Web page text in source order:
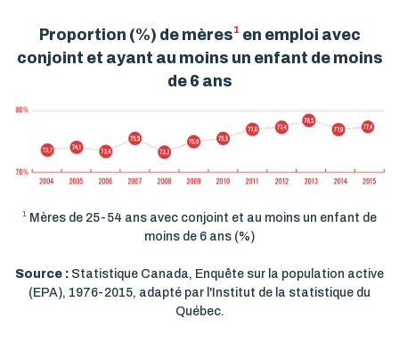
Proportion (%) de mères1 en emploi avec
conjoint et ayant au moins un enfant de moins
de 6 ans
1
Mères de 25-54 ans avec conjoint et au moins un enfant de
moins de 6 ans (%)
Source : Statistique Canada, Enquête sur la population active
(EPA), 1976-2015, adapté par l'Institut de la statistique du
Québec.